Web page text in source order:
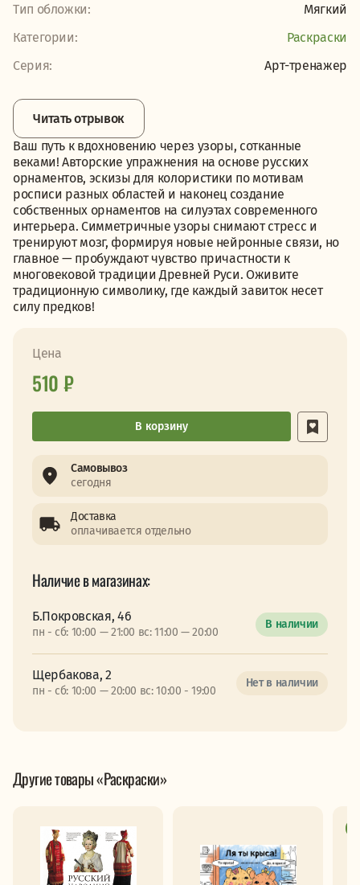
Тип обложки:
Мягкий
Категории:
Раскраски
Серия:
Арт-тренажер
Читать отрывок
Ваш путь к вдохновению через узоры, сотканные
веками! Авторские упражнения на основе русских
орнаментов, эскизы для колористики по мотивам
росписи разных областей и наконец создание
собственных орнаментов на силуэтах современного
интерьера. Симметричные узоры снимают стресс и
тренируют мозг, формируя новые нейронные связи, но
главное — пробуждают чувство причастности к
многовековой традиции Древней Руси. Оживите
традиционную символику, где каждый завиток несет
силу предков!
Цена
510 ₽
В корзину
Самовывоз
сегодня
Доставка
оплачивается отдельно
Наличие в магазинах:
Б.Покровская, 46
пн - сб: 10:00 — 21:00 вс: 11:00 — 20:00
В наличии
Щербакова, 2
пн - сб: 10:00 — 20:00 вс: 10:00 - 19:00
Нет в наличии
Другие товары «Раскраски»